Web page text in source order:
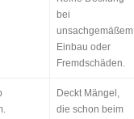
bei
unsachgemäßem
Einbau oder
Fremdschäden.
Deckt Mängel,
die schon beim